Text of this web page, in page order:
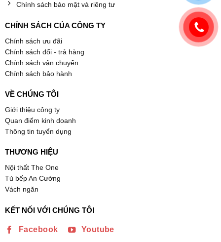
Chính sách bảo mật và riêng tư
CHÍNH SÁCH CỦA CÔNG TY
Chính sách ưu đãi
Chính sách đổi - trả hàng
Chính sách vận chuyển
Chính sách bảo hành
VỀ CHÚNG TÔI
Giới thiệu công ty
Quan điểm kinh doanh
Thông tin tuyển dụng
THƯƠNG HIỆU
Nội thất The One
Tủ bếp An Cường
Vách ngăn
KẾT NỐI VỚI CHÚNG TÔI
Facebook Youtube